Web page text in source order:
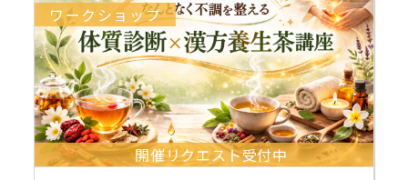
ワークショップ
開催リクエスト受付中